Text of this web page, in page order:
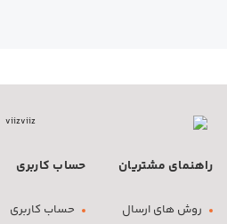
راهنمای مشتریان
روش های ارسال
حساب کاربری
حساب کاربری